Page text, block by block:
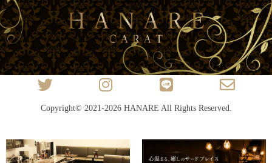
Copyright© 2021-2026 HANARE All Rights Reserved.